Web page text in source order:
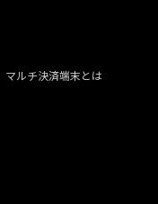
マルチ決済端末とは